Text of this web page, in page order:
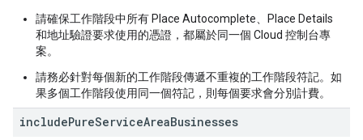
請確保工作階段中所有 Place Autocomplete、Place Details
和地址驗證要求使用的憑證，都屬於同一個 Cloud 控制台專
案。
請務必針對每個新的工作階段傳遞不重複的工作階段符記。如
果多個工作階段使用同一個符記，則每個要求會分別計費。
includePureServiceAreaBusinesses